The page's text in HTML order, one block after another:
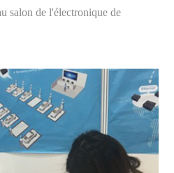
salon de l'électronique de